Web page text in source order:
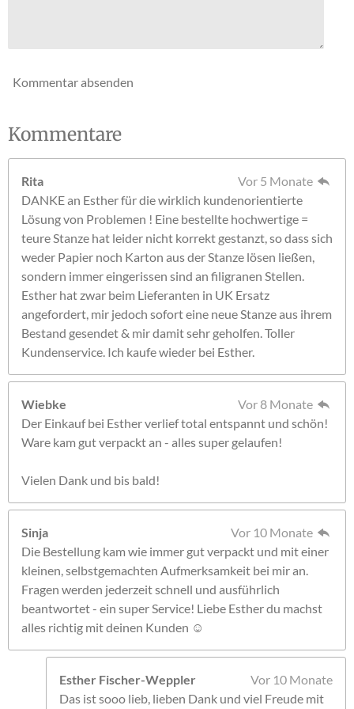
Kommentar absenden
Kommentare
Rita
Vor 5 Monate
DANKE an Esther für die wirklich kundenorientierte
Lösung von Problemen ! Eine bestellte hochwertige =
teure Stanze hat leider nicht korrekt gestanzt, so dass sich
weder Papier noch Karton aus der Stanze lösen ließen,
sondern immer eingerissen sind an filigranen Stellen.
Esther hat zwar beim Lieferanten in UK Ersatz
angefordert, mir jedoch sofort eine neue Stanze aus ihrem
Bestand gesendet & mir damit sehr geholfen. Toller
Kundenservice. Ich kaufe wieder bei Esther.
Wiebke
Vor 8 Monate
Der Einkauf bei Esther verlief total entspannt und schön!
Ware kam gut verpackt an - alles super gelaufen!
Vielen Dank und bis bald!
Sinja
Vor 10 Monate
Die Bestellung kam wie immer gut verpackt und mit einer
kleinen, selbstgemachten Aufmerksamkeit bei mir an.
Fragen werden jederzeit schnell und ausführlich
beantwortet - ein super Service! Liebe Esther du machst
alles richtig mit deinen Kunden ☺️
Esther Fischer-Weppler
Vor 10 Monate
Das ist sooo lieb, lieben Dank und viel Freude mit